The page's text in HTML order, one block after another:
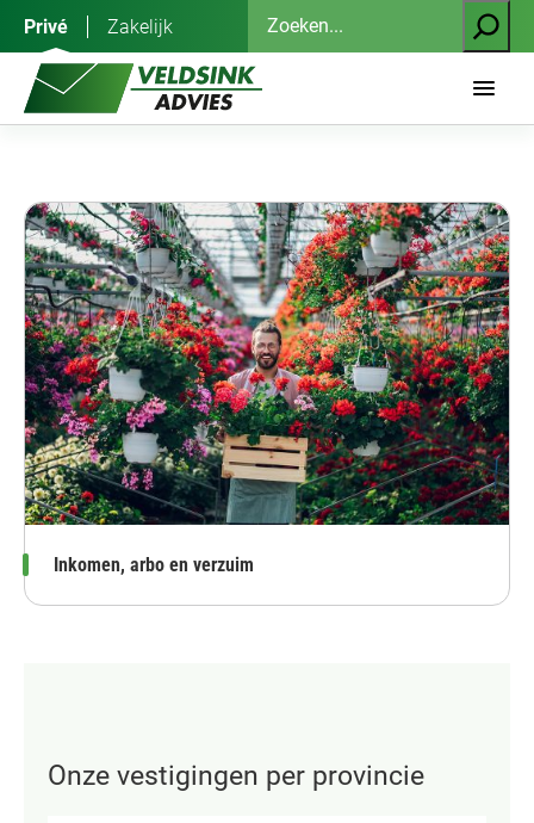
inhoud
Privé Zakelijk
Zoeken
Inkomen, arbo en verzuim
Onze vestigingen per provincie